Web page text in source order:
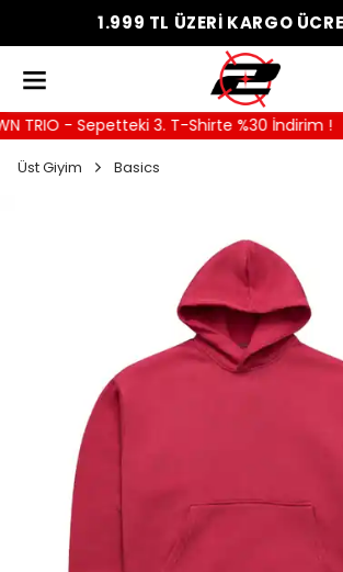
1.999 TL ÜZERİ KARGO
TRIO - Sepetteki 3. T-Shirte %30 İndirim !
Üst Giyim Basics